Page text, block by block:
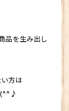
品を生み出し
い方は
(^^♪